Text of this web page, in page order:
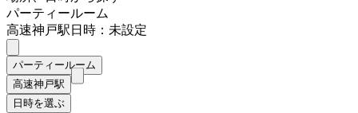
パーティールーム
高速神戸駅日時：未設定
パーティールーム
高速神戸駅
日時を選ぶ